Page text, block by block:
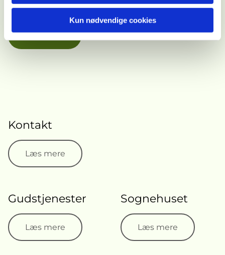
Kun nødvendige cookies
landsby, hvilket er usædvanligt.
Kontakt
Læs mere
Gudstjenester
Læs mere
Sognehuset
Læs mere